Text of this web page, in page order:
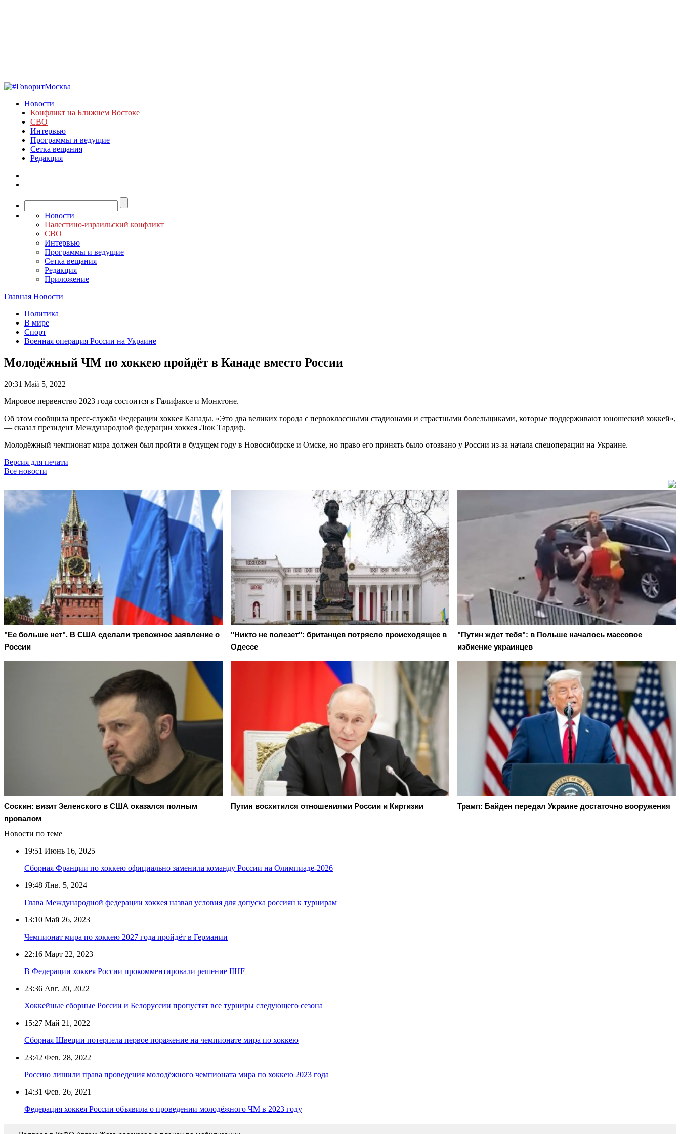
Новости
Конфликт на Ближнем Востоке
СВО
Интервью
Программы и ведущие
Сетка вещания
Редакция
Новости
Палестино-израильский конфликт
СВО
Интервью
Программы и ведущие
Сетка вещания
Редакция
Приложение
Главная Новости
Политика
В мире
Спорт
Военная операция России на Украине
Молодёжный ЧМ по хоккею пройдёт в Канаде вместо России
20:31 Май 5, 2022
Мировое первенство 2023 года состоится в Галифаксе и Монктоне.
Об этом сообщила пресс-служба Федерации хоккея Канады. «Это два великих города с первоклассными стадионами и страстными болельщиками, которые поддерживают юношеский хоккей»,
— сказал президент Международной федерации хоккея Люк Тардиф.
Молодёжный чемпионат мира должен был пройти в будущем году в Новосибирске и Омске, но право его принять было отозвано у России из-за начала спецоперации на Украине.
Версия для печати
Все новости
"Ее больше нет". В США сделали тревожное заявление о
России
"Никто не полезет": британцев потрясло происходящее в
Одессе
"Путин ждет тебя": в Польше началось массовое
избиение украинцев
Соскин: визит Зеленского в США оказался полным
провалом
Путин восхитился отношениями России и Киргизии Трамп: Байден передал Украине достаточно вооружения
Новости по теме
19:51 Июнь 16, 2025
Сборная Франции по хоккею официально заменила команду России на Олимпиаде-2026
19:48 Янв. 5, 2024
Глава Международной федерации хоккея назвал условия для допуска россиян к турнирам
13:10 Май 26, 2023
Чемпионат мира по хоккею 2027 года пройдёт в Германии
22:16 Март 22, 2023
В Федерации хоккея России прокомментировали решение IIHF
23:36 Авг. 20, 2022
Хоккейные сборные России и Белоруссии пропустят все турниры следующего сезона
15:27 Май 21, 2022
Сборная Швеции потерпела первое поражение на чемпионате мира по хоккею
23:42 Фев. 28, 2022
Россию лишили права проведения молодёжного чемпионата мира по хоккею 2023 года
14:31 Фев. 26, 2021
Федерация хоккея России объявила о проведении молодёжного ЧМ в 2023 году